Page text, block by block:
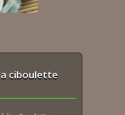
ciboulette